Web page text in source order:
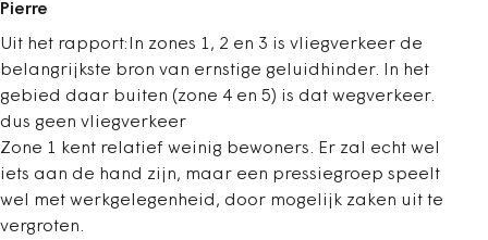
Pierre
Uit het rapport:In zones 1, 2 en 3 is vliegverkeer de
belangrijkste bron van ernstige geluidhinder. In het
gebied daar buiten (zone 4 en 5) is dat wegverkeer.
dus geen vliegverkeer
Zone 1 kent relatief weinig bewoners. Er zal echt wel
iets aan de hand zijn, maar een pressiegroep speelt
wel met werkgelegenheid, door mogelijk zaken uit te
vergroten.